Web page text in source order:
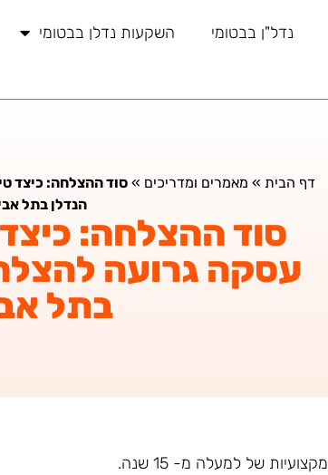
נדל"ן בבטומי השקעות נדלן בבטומי
דף הבית » מאמרים ומדריכים »סוד ההצלחה: כיצד
הנדלן בתל
סוד ההצלחה:
עסקה גרועה
בתל
מקצועיות של למעלה מ- 15 שנה.